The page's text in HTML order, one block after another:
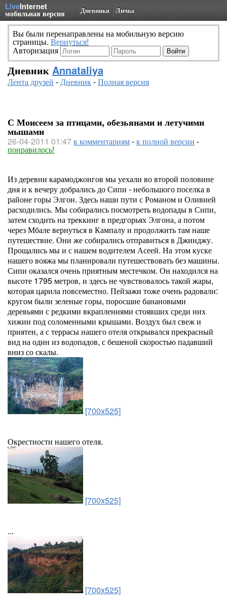
LiveInternet
мобильная версия Дневники Личка
Вы были перенаправлены на мобильную версию
страницы. Вернуться!
Авторизация
Дневник Annataliya
Лента друзей -Дневник-Полная версия
С Моисеем за птицами, обезьянами и летучими
мышами
26-04-2011 01:47к комментариям-к полной версии -
понравилось!
Из деревни карамоджонгов мы уехали во второй половине
дня и к вечеру добрались до Сипи - небольшого поселка в
районе горы Элгон. Здесь наши пути с Романом и Оливией
расходились. Мы собирались посмотреть водопады в Сипи,
затем сходить на треккинг в предгорьях Элгона, а потом
через Мбале вернуться в Кампалу и продолжить там наше
путешествие. Они же собирались отправиться в Джинджу.
Прощались мы и с нашем водителем Асеей. На этом куске
нашего вояжа мы планировали путешествовать без машины.
Сипи оказался очень приятным местечком. Он находился на
высоте 1795 метров, и здесь не чувствовалось такой жары,
которая царила повсеместно. Пейзажи тоже очень радовали:
кругом были зеленые горы, поросшие банановыми
деревьями с редкими вкраплениями стоявших среди них
хижин под соломенными крышами. Воздух был свеж и
приятен, а с террасы нашего отеля открывался прекрасный
вид на один из водопадов, с бешеной скоростью падавший
вниз со скалы.
[700x525]
Окрестности нашего отеля.
[700x525]
...
[700x525]